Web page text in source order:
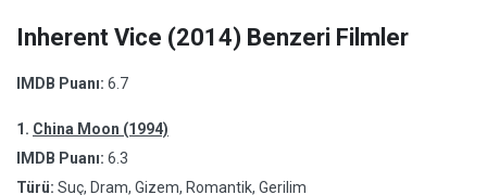
Inherent Vice (2014) Benzeri Filmler
IMDB Puanı: 6.7
1. China Moon (1994)
IMDB Puanı: 6.3
Türü: Suç, Dram, Gizem, Romantik, Gerilim